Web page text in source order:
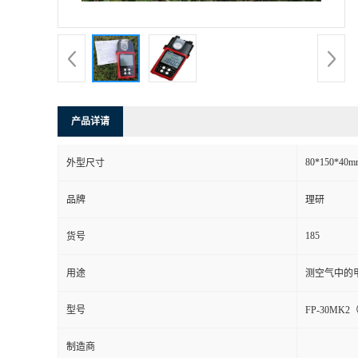
产品详请
外型尺寸
品牌 理研
货号 185
用途 测空气中的
型号 FP-30MK2（
制造商